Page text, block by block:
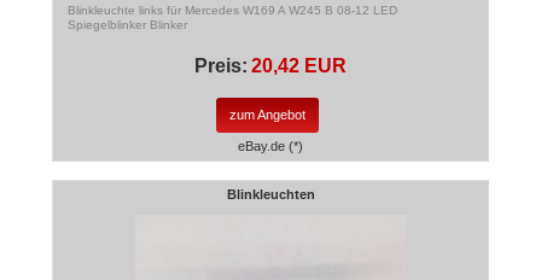
Blinkleuchte links für Mercedes W169 A W245 B 08-12 LED
Spiegelblinker Blinker
Preis: 20,42 EUR
zum Angebot
eBay.de (*)
Blinkleuchten